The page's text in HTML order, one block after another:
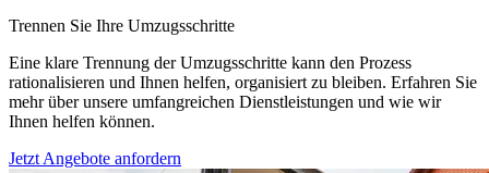
Trennen Sie Ihre Umzugsschritte
Eine klare Trennung der Umzugsschritte kann den Prozess
rationalisieren und Ihnen helfen, organisiert zu bleiben. Erfahren Sie
mehr über unsere umfangreichen Dienstleistungen und wie wir
Ihnen helfen können.
Jetzt Angebote anfordern